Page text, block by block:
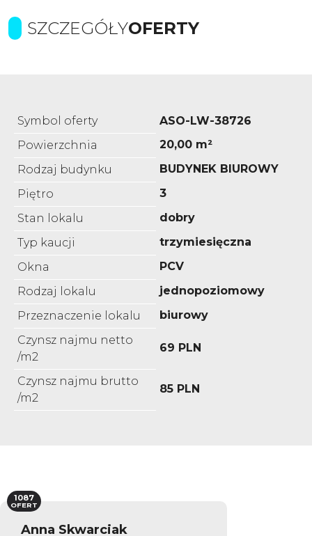
SZCZEGÓŁYOFERTY
Symbol oferty
ASO-LW-38726
Powierzchnia
20,00 m²
Rodzaj budynku
BUDYNEK BIUROWY
Piętro
3
Stan lokalu
dobry
Typ kaucji
trzymiesięczna
Okna
PCV
Rodzaj lokalu
jednopoziomowy
Przeznaczenie lokalu
biurowy
Czynsz najmu netto
/m2
69 PLN
Czynsz najmu brutto
/m2
85 PLN
Anna Skwarciak
1087
OFERT